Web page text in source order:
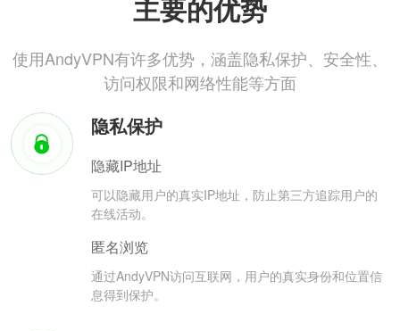
主要的优势
使用AndyVPN有许多优势，涵盖隐私保护、安全性、
访问权限和网络性能等方面
隐私保护
隐藏IP地址
可以隐藏用户的真实IP地址，防止第三方追踪用户的
在线活动。
匿名浏览
通过AndyVPN访问互联网，用户的真实身份和位置信
息得到保护。